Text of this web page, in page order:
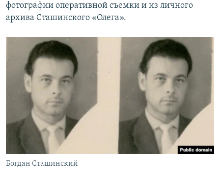
фотографии оперативной съемки и из личного
архива Сташинского «Олега».
Богдан Сташинский